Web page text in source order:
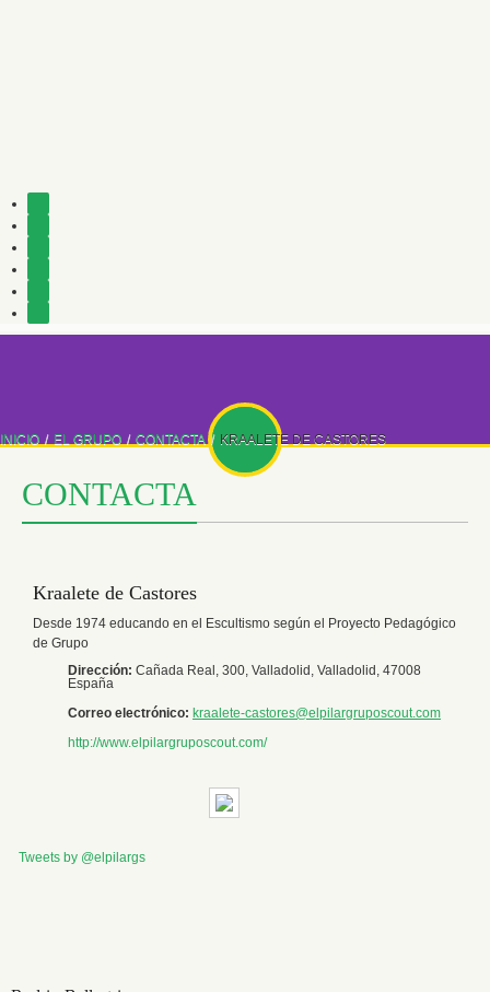
INICIO / EL GRUPO / CONTACTA / KRAALETE DE CASTORES
CONTACTA
Kraalete de Castores
Desde 1974 educando en el Escultismo según el Proyecto Pedagógico
de Grupo
Dirección: Cañada Real, 300, Valladolid, Valladolid, 47008
España
Correo electrónico: kraalete-castores@elpilargruposcout.com
http://www.elpilargruposcout.com/
Tweets by @elpilargs